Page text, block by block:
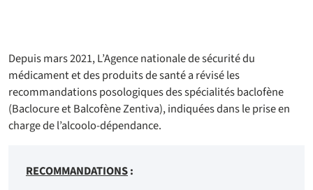
Depuis mars 2021, L’Agence nationale de sécurité du
médicament et des produits de santé a révisé les
recommandations posologiques des spécialités baclofène
(Baclocure et Balcofène Zentiva), indiquées dans le prise en
charge de l’alcoolo-dépendance.
RECOMMANDATIONS: